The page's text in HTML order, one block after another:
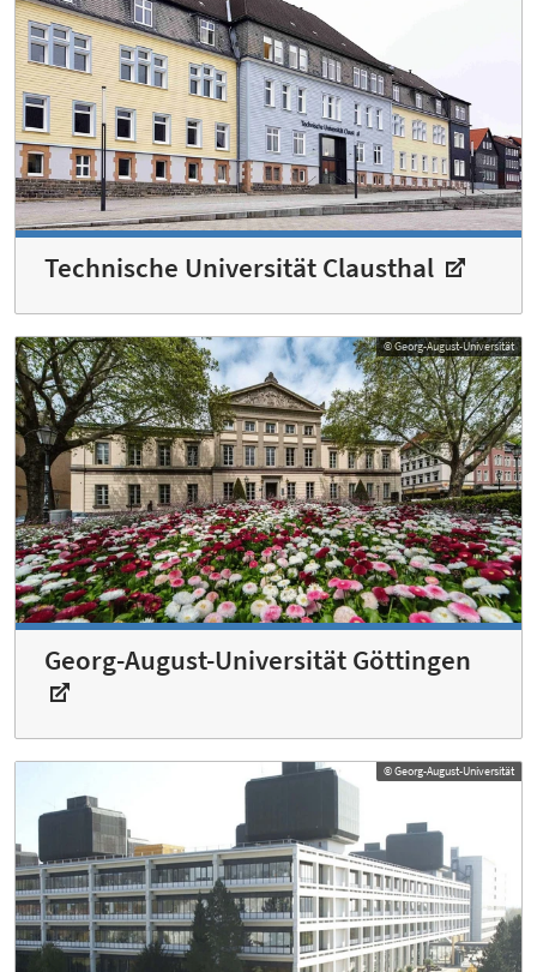
Technische Universität Clausthal
© Georg-August-Universität
Georg-August-Universität Göttingen
© Georg-August-Universität